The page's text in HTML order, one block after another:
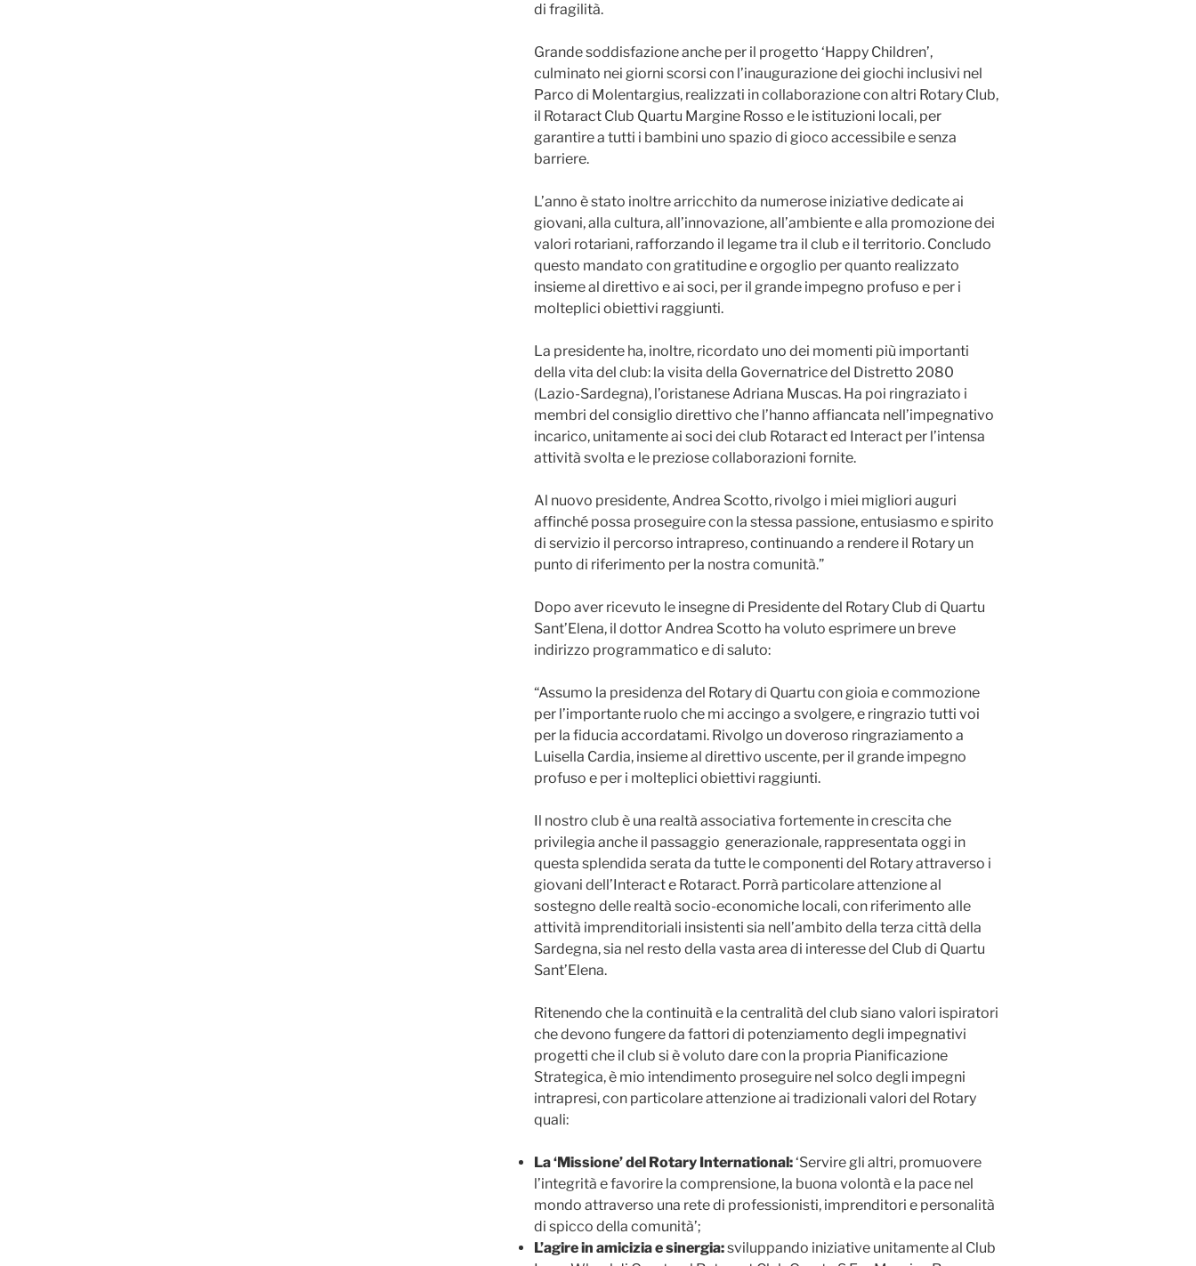
di fragilità.
Grande soddisfazione anche per il progetto ‘Happy Children’,
culminato nei giorni scorsi con l’inaugurazione dei giochi inclusivi nel
Parco di Molentargius, realizzati in collaborazione con altri Rotary Club,
il Rotaract Club Quartu Margine Rosso e le istituzioni locali, per
garantire a tutti i bambini uno spazio di gioco accessibile e senza
barriere.
L’anno è stato inoltre arricchito da numerose iniziative dedicate ai
giovani, alla cultura, all’innovazione, all’ambiente e alla promozione dei
valori rotariani, rafforzando il legame tra il club e il territorio. Concludo
questo mandato con gratitudine e orgoglio per quanto realizzato
insieme al direttivo e ai soci, per il grande impegno profuso e per i
molteplici obiettivi raggiunti.
La presidente ha, inoltre, ricordato uno dei momenti più importanti
della vita del club: la visita della Governatrice del Distretto 2080
(Lazio-Sardegna), l’oristanese Adriana Muscas. Ha poi ringraziato i
membri del consiglio direttivo che l’hanno affiancata nell’impegnativo
incarico, unitamente ai soci dei club Rotaract ed Interact per l’intensa
attività svolta e le preziose collaborazioni fornite.
Al nuovo presidente, Andrea Scotto, rivolgo i miei migliori auguri
affinché possa proseguire con la stessa passione, entusiasmo e spirito
di servizio il percorso intrapreso, continuando a rendere il Rotary un
punto di riferimento per la nostra comunità.”
Dopo aver ricevuto le insegne di Presidente del Rotary Club di Quartu
Sant’Elena, il dottor Andrea Scotto ha voluto esprimere un breve
indirizzo programmatico e di saluto:
“Assumo la presidenza del Rotary di Quartu con gioia e commozione
per l’importante ruolo che mi accingo a svolgere, e ringrazio tutti voi
per la fiducia accordatami. Rivolgo un doveroso ringraziamento a
Luisella Cardia, insieme al direttivo uscente, per il grande impegno
profuso e per i molteplici obiettivi raggiunti.
Il nostro club è una realtà associativa fortemente in crescita che
privilegia anche il passaggio generazionale, rappresentata oggi in
questa splendida serata da tutte le componenti del Rotary attraverso i
giovani dell’Interact e Rotaract. Porrà particolare attenzione al
sostegno delle realtà socio-economiche locali, con riferimento alle
attività imprenditoriali insistenti sia nell’ambito della terza città della
Sardegna, sia nel resto della vasta area di interesse del Club di Quartu
Sant’Elena.
Ritenendo che la continuità e la centralità del club siano valori ispiratori
che devono fungere da fattori di potenziamento degli impegnativi
progetti che il club si è voluto dare con la propria Pianificazione
Strategica, è mio intendimento proseguire nel solco degli impegni
intrapresi, con particolare attenzione ai tradizionali valori del Rotary
quali:
La ‘Missione’ del Rotary International:‘Servire gli altri, promuovere
l’integrità e favorire la comprensione, la buona volontà e la pace nel
mondo attraverso una rete di professionisti, imprenditori e personalità
di spicco della comunità’;
L’agire in amicizia e sinergia:sviluppando iniziative unitamente al Club